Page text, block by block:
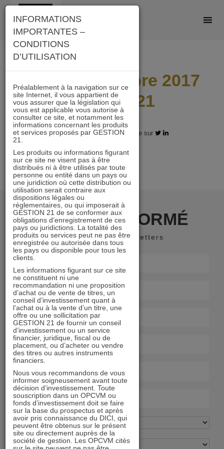
Skip
content
Lettre novembre 2017
Actions 21
12.12.2017 - Partagez l'article sur
RESTER INFORMÉ
Recevoir nos newsletters
INFORMATIONS
IMPORTANTES –
CONDITIONS
D’UTILISATION
Préalablement à la navigation sur ce
site Internet, il vous appartient de
vous assurer que la législation qui
vous est applicable vous autorise à
consulter ce site, et notamment les
informations concernant les produits
et services proposés par GESTION
21.
Les produits ou informations figurant
sur ce site ne visent pas à être
distribués ni à être utilisés par toute
personne ou entité dans un pays ou
une juridiction où cette distribution ou
utilisation serait contraire aux
dispositions légales ou
réglementaires, ou qui imposerait à
GESTION 21 de se conformer aux
obligations d’enregistrement de ces
pays ou juridictions. La totalité des
produits ou services peut ne pas être
enregistrée ou autorisée dans tous
les pays ou disponible pour tous les
clients.
Les informations figurant sur ce site
ne constituent ni une
recommandation ni une proposition
d’achat ou de vente de titres, un
conseil d’investissement quant à
l’achat ou à la vente d’un titre, une
offre ou une sollicitation par
GESTION 21 de fournir un conseil
d’investissement ou un service
financier, juridique, fiscal ou de
placement, ou d’acheter ou vendre
des titres ou autres instruments
financiers.
Nous vous recommandons de vous
informer soigneusement avant toute
décision d’investissement. Toute
souscription dans un OPCVM ou
fonds d’investissement doit se faire
sur la base du prospectus et après
avoir pris connaissance du DICI, qui
peuvent être obtenus sur le présent
site ou directement auprès de la
société de gestion. Les OPCVM cités